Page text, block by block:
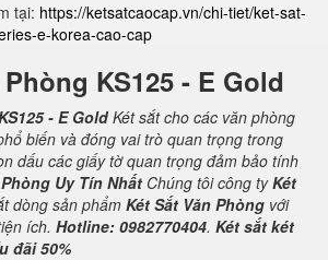
tại: https://ketsatcaocap.vn/chi-tiet/ket-sat-
e-korea-cao-cap
KS125 - E Gold
- E GoldKét sắt cho các văn phòng
biến và đóng vai trò quan trọng trong
dấu các giấy tờ quan trọng đảm bảo tính
Uy Tín Nhất Chúng tôi công tyKét
dòng sản phẩm Két Sắt Văn Phòng với
ích. Hotline: 0982770404. Két sắt két
đãi 50%